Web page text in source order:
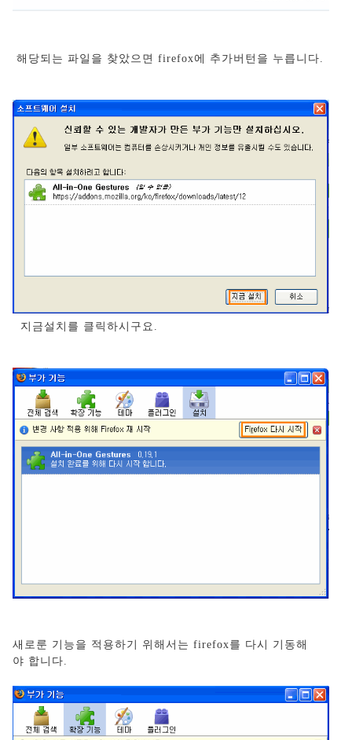
해당되는 파일을 찾았으면 firefox에 추가버턴을 누릅니다.
지금설치를 클릭하시구요.
새로룬 기능을 적용하기 위해서는 firefox를 다시 기동해
야 합니다.